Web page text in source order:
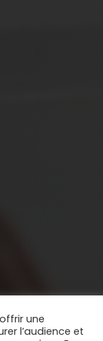
une
l’audience et